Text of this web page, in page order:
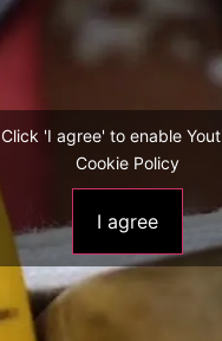
Click 'I agree' to enable
Cookie Policy
I agree